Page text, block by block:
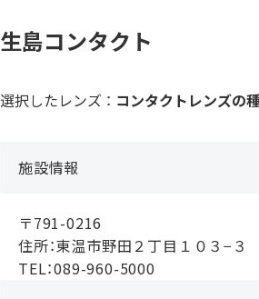
生島コンタクト
選択したレンズ ： コンタクトレンズの
施設情報
〒791-0216
住所：東温市野田２丁目１０３−３
TEL：089-960-5000